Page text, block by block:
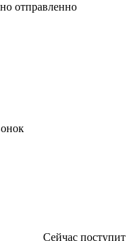
отправленно
Сейчас поступит